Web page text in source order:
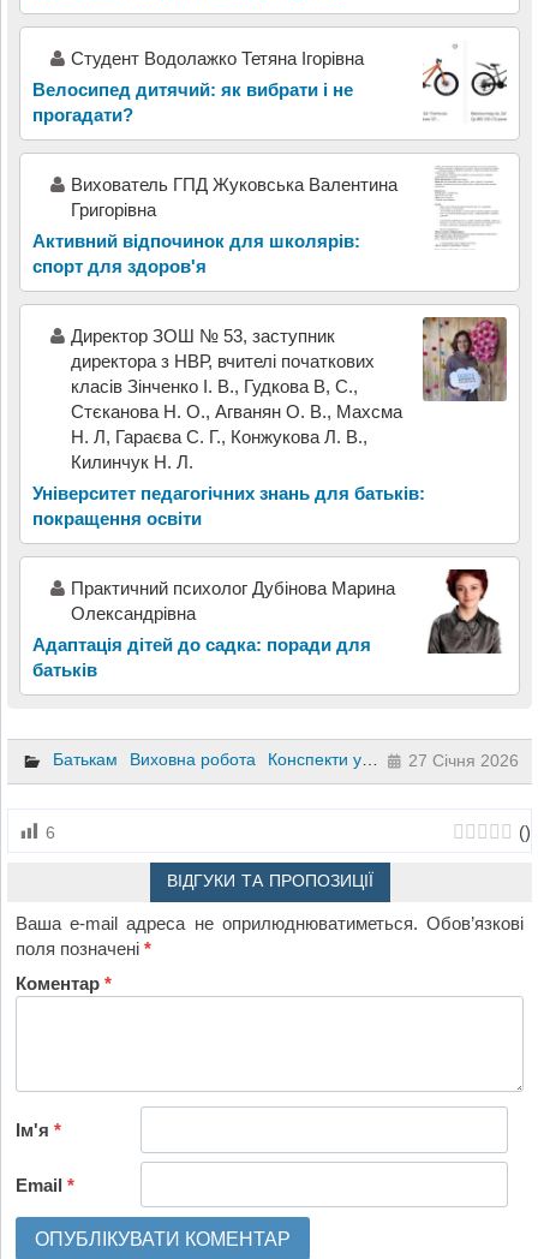
Студент Водолажко Тетяна Ігорівна
Велосипед дитячий: як вибрати і не
прогадати?
Вихователь ГПД Жуковська Валентина
Григорівна
Активний відпочинок для школярів:
спорт для здоров'я
Директор ЗОШ № 53, заступник
директора з НВР, вчителі початкових
класів Зінченко І. В., Гудкова В, С.,
Стєканова Н. О., Агванян О. В., Махсма
Н. Л, Гараєва С. Г., Конжукова Л. В.,
Килинчук Н. Л.
Університет педагогічних знань для батьків:
покращення освіти
Практичний психолог Дубінова Марина
Олександрівна
Адаптація дітей до садка: поради для
батьків
Батькам Виховна робота Конспекти уроків Корисні поради
27 Січня 2026
6 ()
ВІДГУКИ ТА ПРОПОЗИЦІЇ
Ваша e-mail адреса не оприлюднюватиметься. Обов’язкові
поля позначені*
Коментар*
Ім'я*
Email*